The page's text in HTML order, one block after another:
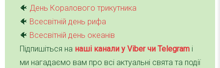
🐠 День Коралового трикутника
🐠 Всесвітній день рифа
🐠 Всесвітній день океанів
Підпишіться на наші канали у Viber чи Telegram і
ми нагадаємо вам про всі актуальні свята та події